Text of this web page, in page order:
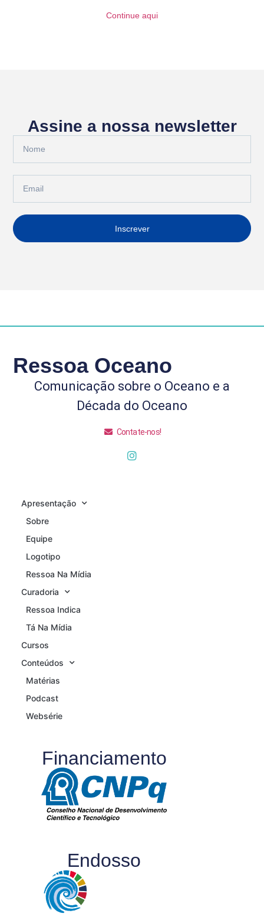
Continue aqui
Assine a nossa newsletter
Inscrever
Ressoa Oceano
Comunicação sobre o Oceano e a
Década do Oceano
Contate-nos!
Apresentação
Sobre
Equipe
Logotipo
Ressoa Na Mídia
Curadoria
Ressoa Indica
Tá Na Mídia
Cursos
Conteúdos
Matérias
Podcast
Websérie
Financiamento
Endosso